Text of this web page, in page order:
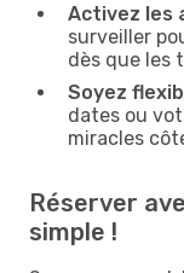
Activez les
surveiller
dès que les
Soyez
dates ou
miracles
Réserver
simple !